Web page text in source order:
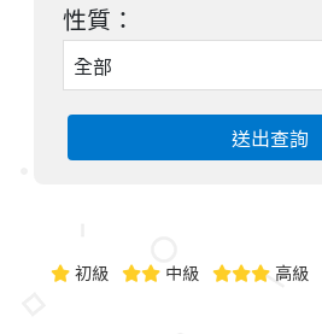
性質：
送出查詢
初級 中級 高級